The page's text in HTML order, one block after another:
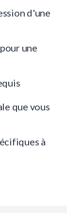
d'une
une
que vous
à